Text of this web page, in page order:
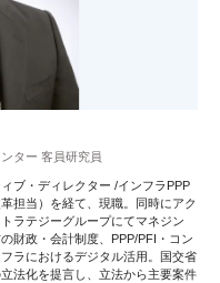
ター 客員研究員
ブ・ディレクター /インフラPPP
担当）を経て、現職。同時にアク
ラテジーグループにてマネジン
財政・会計制度、PPP/PFI・コン
ラにおけるデジタル活用。国交省
法化を提言し、立法から主要案件